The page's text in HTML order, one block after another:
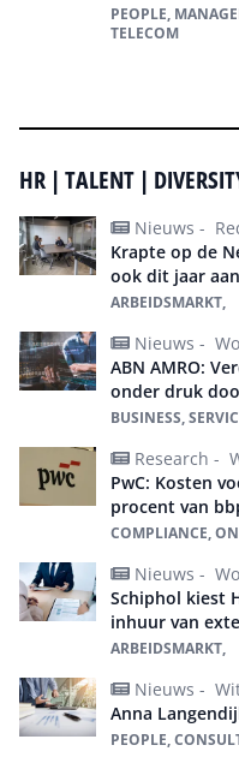
PEOPLE,
TELECOM
HR | TALENT |
Nieuws -
Krapte op de
ook dit jaar aan
ARBEIDSMARKT,
Nieuws -
ABN AMRO:
onder druk
BUSINESS,
Research -
PwC: Kosten
procent van
COMPLIANCE,
Nieuws -
Schiphol kiest
inhuur van
ARBEIDSMARKT,
Nieuws -
Anna
PEOPLE,